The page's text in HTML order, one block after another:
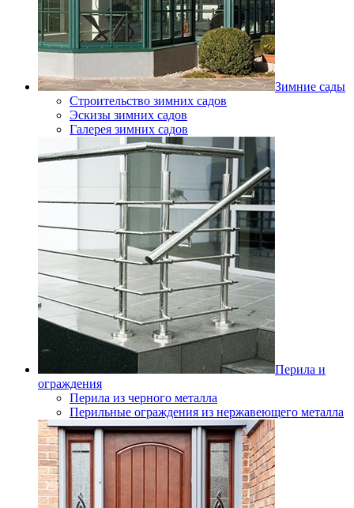
Зимние сады
Строительство зимних садов
Эскизы зимних садов
Галерея зимних садов
Перила и
ограждения
Перила из черного металла
Перильные ограждения из нержавеющего металла